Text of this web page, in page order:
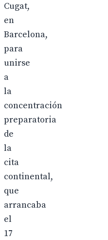
Cugat,
en
Barcelona,
para
unirse
a
la
concentración
preparatoria
de
la
cita
continental,
que
arrancaba
el
17